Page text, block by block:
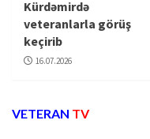
Kürdəmirdə
veteranlarla görüş
keçirib
16.07.2026
VETERAN TV